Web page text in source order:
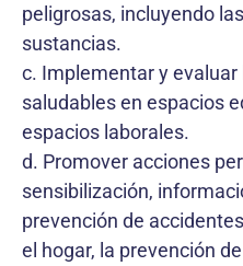
peligrosas, incluyendo
sustancias.
c. Implementar y
saludables en espacios
espacios laborales.
d. Promover acciones
sensibilización,
prevención de
el hogar, la prevención